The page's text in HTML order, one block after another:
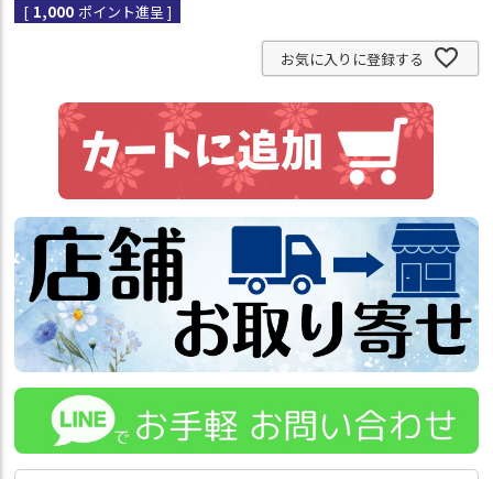
[ 1,000 ポイント進呈 ]
お気に入りに登録する